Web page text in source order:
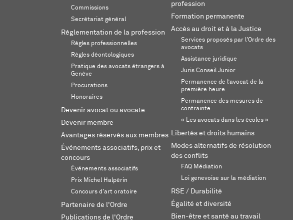
Commissions
Secrétariat général
Réglementation de la profession
Règles professionnelles
Règles déontologiques
Pratique des avocats étrangers à
Genève
Procurations
Honoraires
Devenir avocat ou avocate
Devenir membre
Avantages réservés aux membres
Événements associatifs, prix et
concours
Événements associatifs
Prix Michel Halpérin
Concours d'art oratoire
Partenaire de l'Ordre
Publications de l'Ordre
profession
Formation permanente
Accès au droit et à la Justice
Services proposés par l'Ordre des
avocats
Assistance juridique
Juris Conseil Junior
Permanence de l’avocat de la
première heure
Permanence des mesures de
contrainte
« Les avocats dans les écoles »
Libertés et droits humains
Modes alternatifs de résolution
des conflits
FAQ Médiation
Loi genevoise sur la médiation
RSE / Durabilité
Égalité et diversité
Bien-être et santé au travail